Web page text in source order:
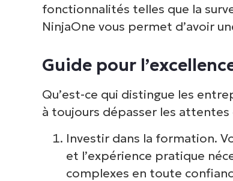
fonctionnalités telles que la
NinjaOne vous permet d’avoir
Guide pour
Qu’est-ce qui distingue les
à toujours dépasser les
Investir dans la formation.
et l’expérience pratique
complexes en toute